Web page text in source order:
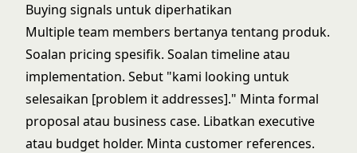
Buying signals untuk diperhatikan
Multiple team members bertanya tentang produk.
Soalan pricing spesifik. Soalan timeline atau
implementation. Sebut "kami looking untuk
selesaikan [problem it addresses]." Minta formal
proposal atau business case. Libatkan executive
atau budget holder. Minta customer references.